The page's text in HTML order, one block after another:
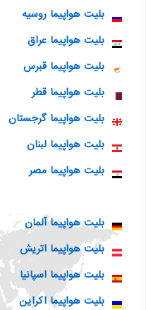
بلیت هواپیما روسیه
بلیت هواپیما عراق
بلیت هواپیما قبرس
بلیت هواپیما قطر
بلیت هواپیما گرجستان
بلیت هواپیما لبنان
بلیت هواپیما مصر
بلیت هواپیما آلمان
بلیت هواپیما اتریش
بلیت هواپیما اسپانیا
بلیت هواپیما اکراین